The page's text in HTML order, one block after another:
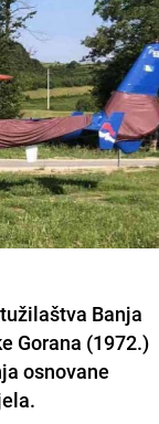
Banja
Gorana (1972.)
osnovane